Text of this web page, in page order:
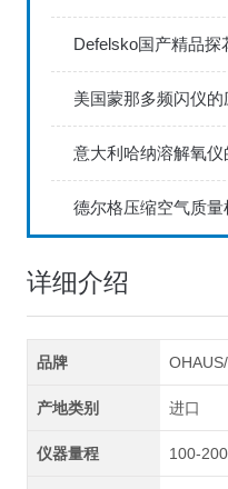
美国蒙那多频闪仪
意大利哈纳溶解氧仪
详细介绍
品牌
产地类别 进口
仪器量程 100-